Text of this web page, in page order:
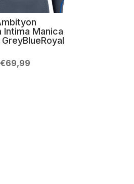
Intima Manica
Il
prezzo
€69,99Il